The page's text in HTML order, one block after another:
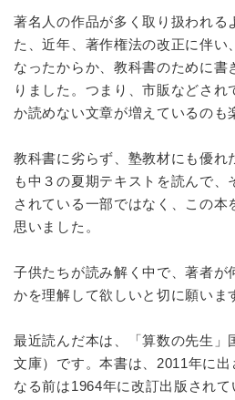
著名人の作品が多く取り扱われる
た、近年、著作権法の改正に伴い
なったからか、教科書のために書
りました。つまり、市販などされ
か読めない文章が増えているのも
教科書に劣らず、塾教材にも優れ
も中３の夏期テキストを読んで、
されている一部ではなく、この本
思いました。
子供たちが読み解く中で、著者が
かを理解して欲しいと切に願いま
最近読んだ本は、「算数の先生」
文庫）です。本書は、2011年に
なる前は1964年に改訂出版され